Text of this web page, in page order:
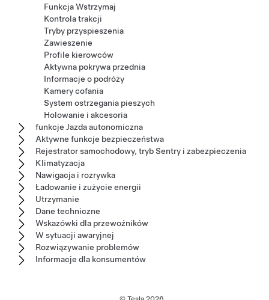
Funkcja Wstrzymaj
Kontrola trakcji
Tryby przyspieszenia
Zawieszenie
Profile kierowców
Aktywna pokrywa przednia
Informacje o podróży
Kamery cofania
System ostrzegania pieszych
Holowanie i akcesoria
funkcje Jazda autonomiczna
Aktywne funkcje bezpieczeństwa
Rejestrator samochodowy, tryb Sentry i zabezpieczenia
Klimatyzacja
Nawigacja i rozrywka
Ładowanie i zużycie energii
Utrzymanie
Dane techniczne
Wskazówki dla przewoźników
W sytuacji awaryjnej
Rozwiązywanie problemów
Informacje dla konsumentów